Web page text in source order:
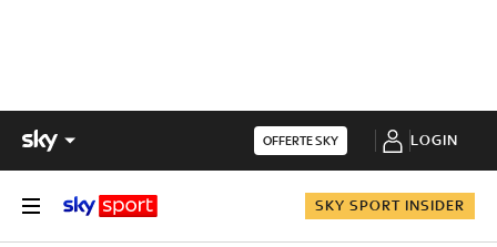
OFFERTE SKY LOGIN
SKY SPORT INSIDER